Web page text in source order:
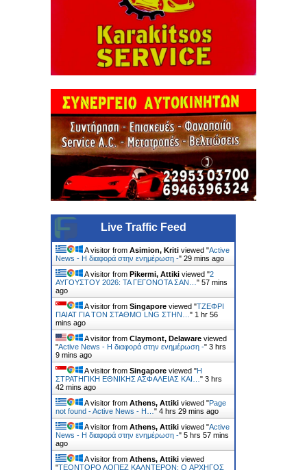
Live Traffic Feed
A visitor from Asimion, Kriti viewed "Active
News - Η διαφορά στην ενημέρωση -" 29 mins ago
A visitor from Pikermi, Attiki viewed "2
ΑΥΓΟΥΣΤΟΥ 2026: ΤΑ ΓΕΓΟΝΟΤΑ ΣΑΝ… " 57 mins
ago
A visitor from Singapore viewed "ΤΖΕΦΡΙ
ΠΑΙΑΤ ΓΙΑ ΤΟΝ ΣΤΑΘΜΟ LNG ΣΤΗΝ… " 1 hr 56
mins ago
A visitor from Claymont, Delaware viewed
"Active News - Η διαφορά στην ενημέρωση -" 3 hrs
9 mins ago
A visitor from Singapore viewed "Η
ΣΤΡΑΤΗΓΙΚΗ ΕΘΝΙΚΗΣ ΑΣΦΑΛΕΙΑΣ ΚΑΙ… " 3 hrs
42 mins ago
A visitor from Athens, Attiki viewed "Page
not found - Active News - Η… " 4 hrs 29 mins ago
A visitor from Athens, Attiki viewed "Active
News - Η διαφορά στην ενημέρωση -" 5 hrs 57 mins
ago
A visitor from Athens, Attiki viewed
"ΤΕΟΝΤΟΡΟ ΛΟΠΕΖ ΚΑΛΝΤΕΡΟΝ: O ΑΡΧΗΓΟΣ